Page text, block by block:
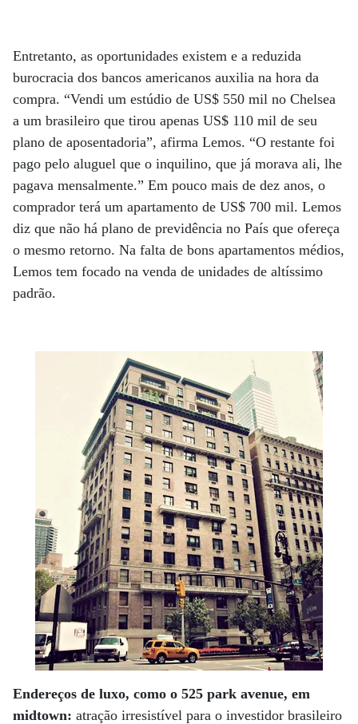
Entretanto, as oportunidades existem e a reduzida
burocracia dos bancos americanos auxilia na hora da
compra. “Vendi um estúdio de US$ 550 mil no Chelsea
a um brasileiro que tirou apenas US$ 110 mil de seu
plano de aposentadoria”, afirma Lemos. “O restante foi
pago pelo aluguel que o inquilino, que já morava ali, lhe
pagava mensalmente.” Em pouco mais de dez anos, o
comprador terá um apartamento de US$ 700 mil. Lemos
diz que não há plano de previdência no País que ofereça
o mesmo retorno. Na falta de bons apartamentos médios,
Lemos tem focado na venda de unidades de altíssimo
padrão.
Endereços de luxo, como o 525 park avenue, em
midtown: atração irresistível para o investidor brasileiro